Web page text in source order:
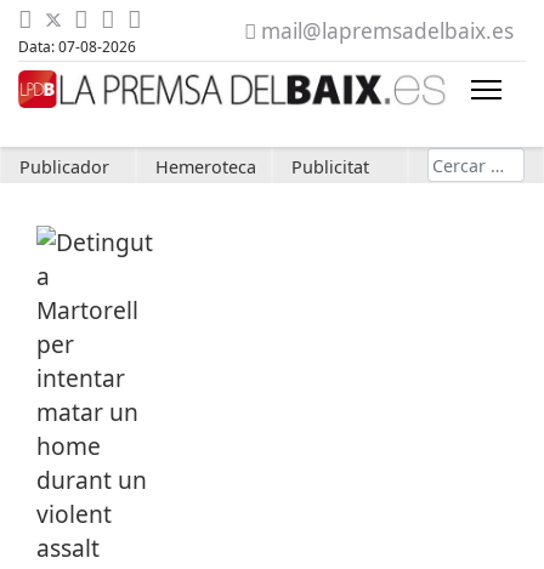
Data: 07-08-2026
mail@lapremsadelbaix.es
Publicador Hemeroteca Publicitat Cerca